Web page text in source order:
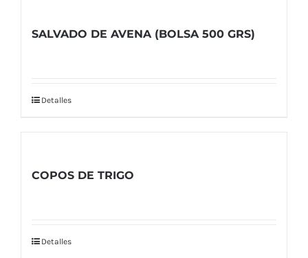
SALVADO DE AVENA (BOLSA 500 GRS)
Detalles
COPOS DE TRIGO
Detalles